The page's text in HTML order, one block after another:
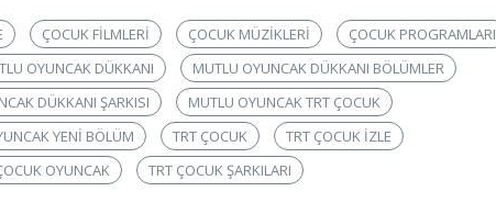
ÇOCUK FILMLERI ÇOCUK MÜZIKLERI
ÇOCUK PROGRAMLARI
OYUNCAK DÜKKANI
MUTLU OYUNCAK DÜKKANI BÖLÜMLER
DÜKKANI ŞARKISI
MUTLU OYUNCAK TRT ÇOCUK
YENI BÖLÜM TRT ÇOCUK
TRT ÇOCUK IZLE
OYUNCAK TRT ÇOCUK ŞARKILARI